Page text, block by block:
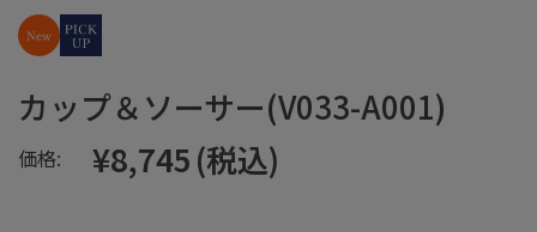
カップ＆ソーサー(V033-A001)
価格: ¥8,745(税込)